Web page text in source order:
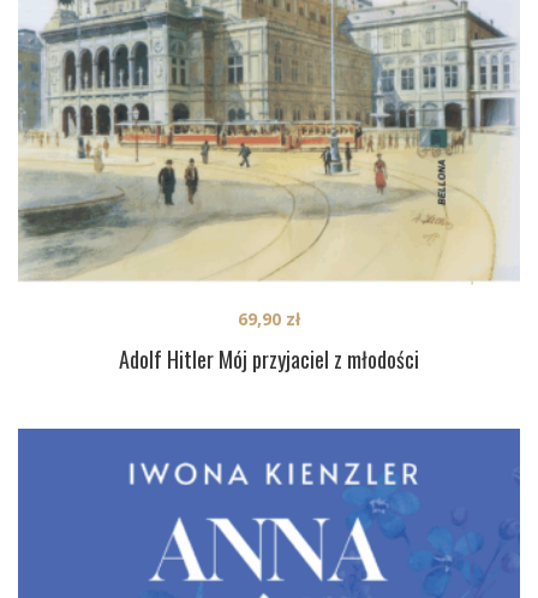
Adolf Hitler Mój przyjaciel z młodości
69,90 zł